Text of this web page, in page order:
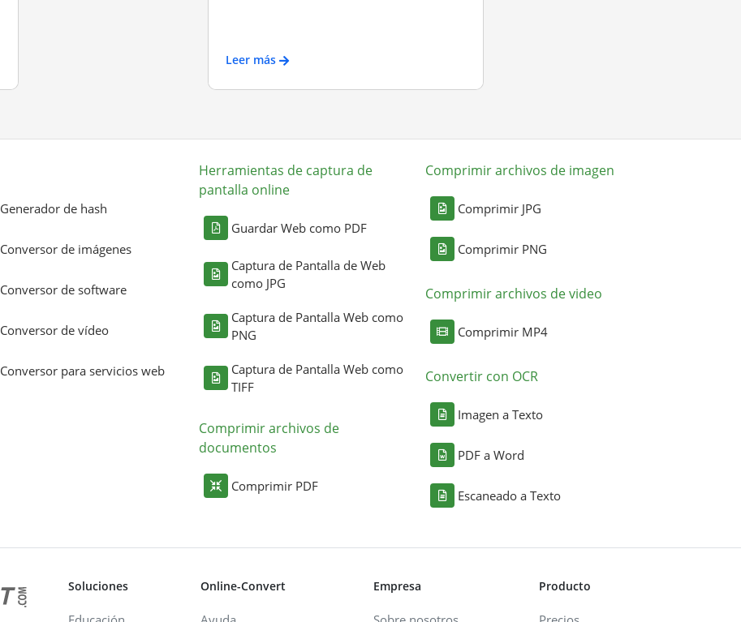
Leer más
Generador de hash
Conversor de imágenes
Conversor de software
Conversor de vídeo
Conversor para servicios web
Herramientas de captura de
pantalla online
Guardar Web como PDF
Captura de Pantalla de Web
como JPG
Captura de Pantalla Web como
PNG
Captura de Pantalla Web como
TIFF
Comprimir archivos de
documentos
Comprimir PDF
Comprimir archivos de imagen
Comprimir JPG
Comprimir PNG
Comprimir archivos de video
Comprimir MP4
Convertir con OCR
Imagen a Texto
PDF a Word
Escaneado a Texto
Soluciones Online-Convert Empresa Producto